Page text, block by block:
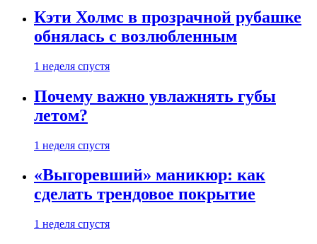
Кэти Холмс в прозрачной рубашке
обнялась с возлюбленным
1 неделя спустя
Почему важно увлажнять губы
летом?
1 неделя спустя
«Выгоревший» маникюр: как
сделать трендовое покрытие
1 неделя спустя